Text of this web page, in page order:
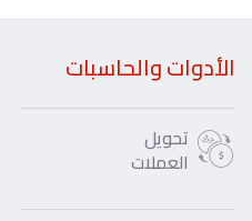
الأدوات والحاسبات
تحويل
العملات